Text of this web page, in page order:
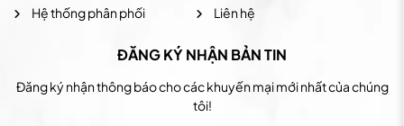
Hệ thống phân phối
Liên hệ
ĐĂNG KÝ NHẬN BẢN TIN
Đăng ký nhận thông báo cho các khuyến mại mới nhất của chúng
tôi!